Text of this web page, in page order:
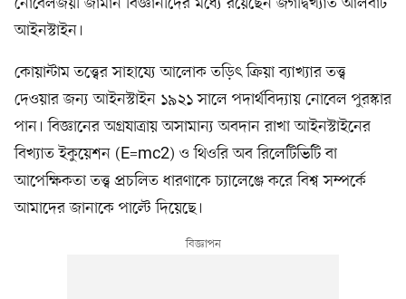
আইনস্টাইন।
কোয়ান্টাম তত্ত্বের সাহায্যে আলোক তড়িৎ ক্রিয়া ব্যাখ্যার তত্ত্ব
দেওয়ার জন্য আইনস্টাইন ১৯২১ সালে পদার্থবিদ্যায় নোবেল পুরস্কার
পান। বিজ্ঞানের অগ্রযাত্রায় অসামান্য অবদান রাখা আইনস্টাইনের
বিখ্যাত ইকুয়েশন (E=mc2) ও থিওরি অব রিলেটিভিটি বা
আপেক্ষিকতা তত্ত্ব প্রচলিত ধারণাকে চ্যালেঞ্জে করে বিশ্ব সম্পর্কে
আমাদের জানাকে পাল্টে দিয়েছে।